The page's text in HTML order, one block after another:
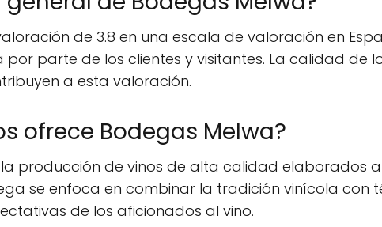
de 3.8 en una escala de valoración en
parte de los clientes y visitantes. La calidad de
a esta valoración.
ofrece Bodegas Melwa?
producción de vinos de alta calidad elaborados
se enfoca en combinar la tradición vinícola
de los aficionados al vino.